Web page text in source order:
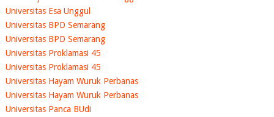
Universitas Esa Unggul
Universitas BPD Semarang
Universitas BPD Semarang
Universitas Proklamasi 45
Universitas Proklamasi 45
Universitas Hayam Wuruk Perbanas
Universitas Hayam Wuruk Perbanas
Universitas Panca BUdi